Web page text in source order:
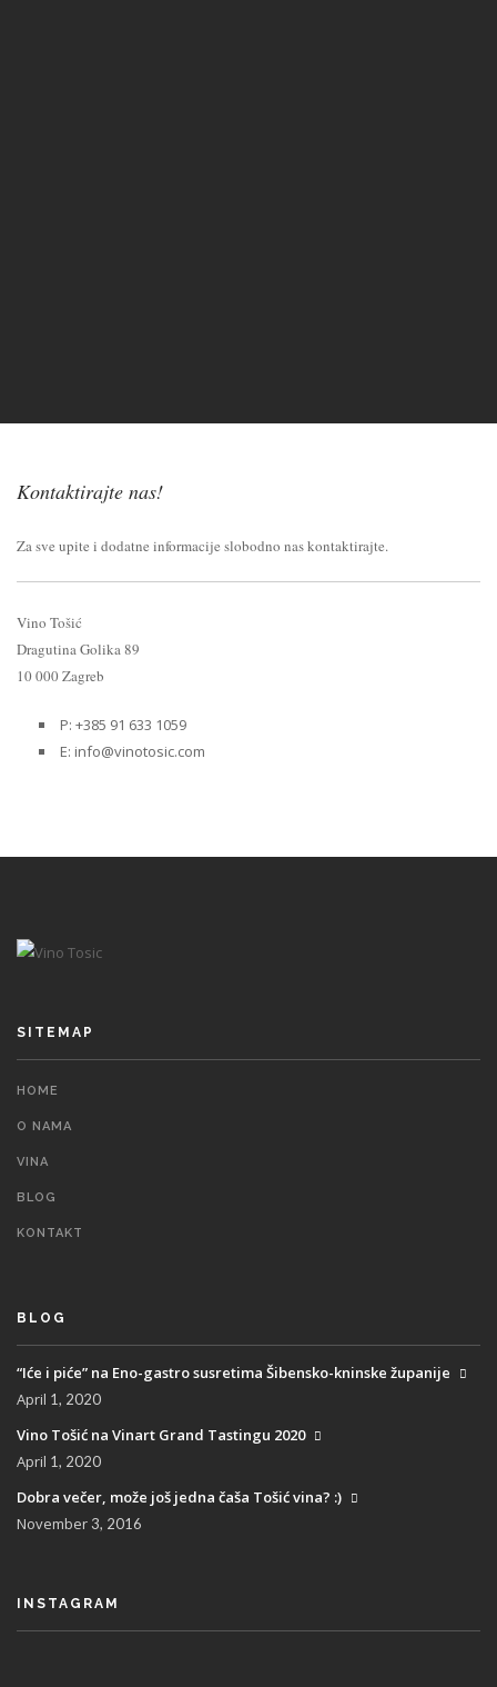
Kontaktirajte nas!
Za sve upite i dodatne informacije slobodno nas kontaktirajte.
Vino Tošić
Dragutina Golika 89
10 000 Zagreb
P: +385 91 633 1059
E: info@vinotosic.com
SITEMAP
HOME
O NAMA
VINA
BLOG
KONTAKT
BLOG
“Iće i piće” na Eno-gastro susretima Šibensko-kninske županije
April 1, 2020
Vino Tošić na Vinart Grand Tastingu 2020
April 1, 2020
Dobra večer, može još jedna čaša Tošić vina? :)
November 3, 2016
INSTAGRAM